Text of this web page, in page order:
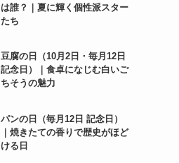
は誰？｜夏に輝く個性派スター
たち
豆腐の日（10月2日・毎月12日
記念日）｜食卓になじむ白いご
ちそうの魅力
パンの日（毎月12日 記念日）
｜焼きたての香りで歴史がほど
ける日